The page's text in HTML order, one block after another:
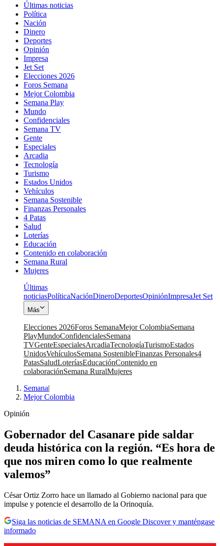
Últimas noticias
Política
Nación
Dinero
Deportes
Opinión
Impresa
Jet Set
Elecciones 2026
Foros Semana
Mejor Colombia
Semana Play
Mundo
Confidenciales
Semana TV
Gente
Especiales
Arcadia
Tecnología
Turismo
Estados Unidos
Vehículos
Semana Sostenible
Finanzas Personales
4 Patas
Salud
Loterías
Educación
Contenido en colaboración
Semana Rural
Mujeres
Últimas
noticiasPolíticaNaciónDineroDeportesOpiniónImpresaJet Set
Más
Elecciones 2026Foros SemanaMejor ColombiaSemana
PlayMundoConfidencialesSemana
TVGenteEspecialesArcadiaTecnologíaTurismoEstados
UnidosVehículosSemana SostenibleFinanzas Personales4
PatasSaludLoteríasEducaciónContenido en
colaboraciónSemana RuralMujeres
Semana|
Mejor Colombia
Opinión
Gobernador del Casanare pide saldar
deuda histórica con la región. “Es hora de
que nos miren como lo que realmente
valemos”
César Ortiz Zorro hace un llamado al Gobierno nacional para que
impulse y potencie el desarrollo de la Orinoquía.
Siga las noticias de SEMANA en Google Discover y manténgase
informado